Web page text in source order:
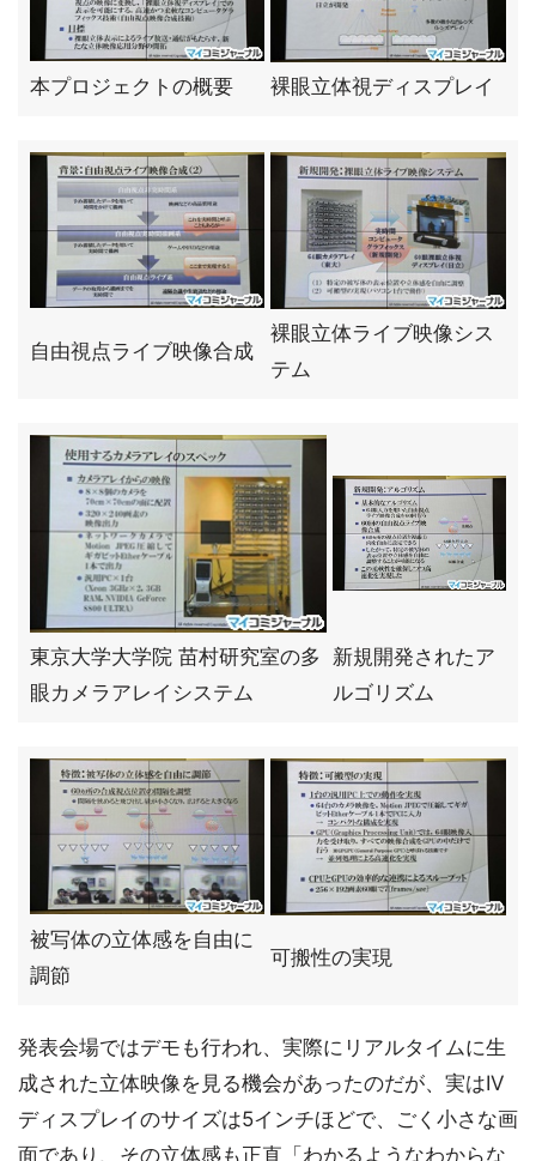
本プロジェクトの概要 裸眼立体視ディスプレイ
自由視点ライブ映像合成
裸眼立体ライブ映像シス
テム
東京大学大学院 苗村研究室の多
眼カメラアレイシステム
新規開発されたア
ルゴリズム
被写体の立体感を自由に
調節
可搬性の実現
発表会場ではデモも行われ、実際にリアルタイムに生
成された立体映像を見る機会があったのだが、実はIV
ディスプレイのサイズは5インチほどで、ごく小さな画
面であり、その立体感も正直「わかるようなわからな